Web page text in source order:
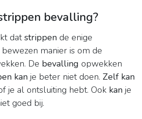
bevalling?
datstrippen de enige
manier is om de
De bevalling opwekken
kan je beter niet doen. Zelf kan
je al ontsluiting hebt. Ook kan je
goed bij.